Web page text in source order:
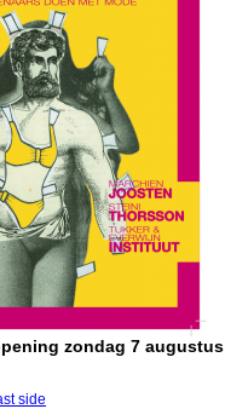
zondag 7 augustus